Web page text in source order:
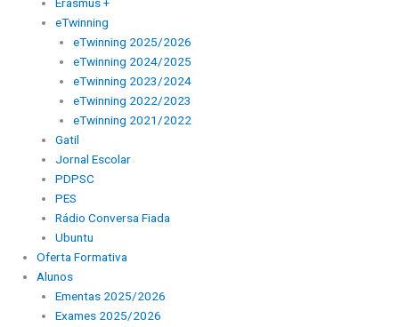
eTwinning
eTwinning 2025/2026
eTwinning 2024/2025
eTwinning 2023/2024
eTwinning 2022/2023
eTwinning 2021/2022
Gatil
Jornal Escolar
PDPSC
PES
Rádio Conversa Fiada
Ubuntu
Oferta Formativa
Alunos
Ementas 2025/2026
Exames 2025/2026